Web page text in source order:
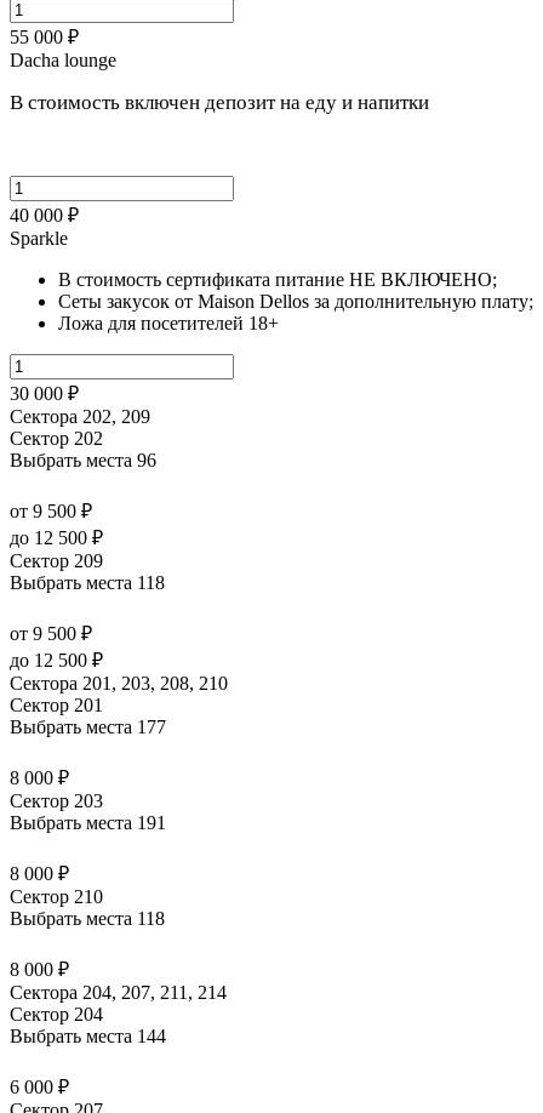
55 000 ₽
Dacha lounge
В стоимость включен депозит на еду и напитки
40 000 ₽
Sparkle
В стоимость сертификата питание НЕ ВКЛЮЧЕНО;
Сеты закусок от Maison Dellos за дополнительную плату;
Ложа для посетителей 18+
30 000 ₽
Сектора 202, 209
Сектор 202
Выбрать места 96
от 9 500 ₽
до 12 500 ₽
Сектор 209
Выбрать места 118
от 9 500 ₽
до 12 500 ₽
Сектора 201, 203, 208, 210
Сектор 201
Выбрать места 177
8 000 ₽
Сектор 203
Выбрать места 191
8 000 ₽
Сектор 210
Выбрать места 118
8 000 ₽
Сектора 204, 207, 211, 214
Сектор 204
Выбрать места 144
6 000 ₽